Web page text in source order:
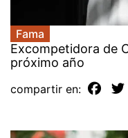
Fama
Excompetidora de
próximo año
compartir en: